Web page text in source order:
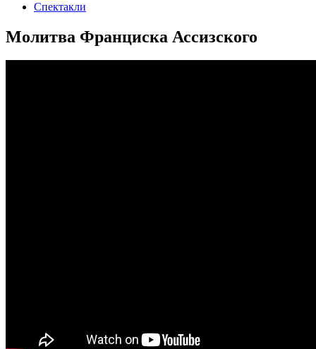
Спектакли
Молитва Франциска Ассизского